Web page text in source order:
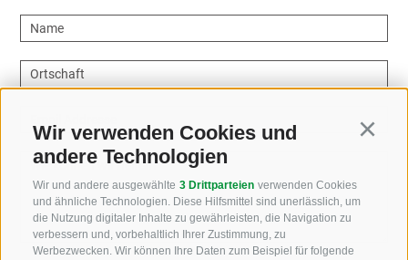
Wir verwenden Cookies und
andere Technologien
Wir und andere ausgewählte 3 Drittparteien verwenden Cookies
und ähnliche Technologien. Diese Hilfsmittel sind unerlässlich, um
die Nutzung digitaler Inhalte zu gewährleisten, die Navigation zu
verbessern und, vorbehaltlich Ihrer Zustimmung, zu
Werbezwecken. Wir können Ihre Daten zum Beispiel für folgende
Name
Ortschaft
Wie können wir helfen?